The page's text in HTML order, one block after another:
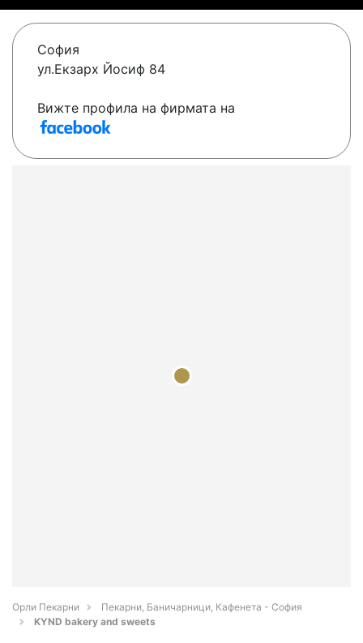
София
ул.Екзарх Йосиф 84
Вижте профила на фирмата на
Орли Пекарни
Пекарни, Баничарници, Кафенета - София
KYND bakery and sweets